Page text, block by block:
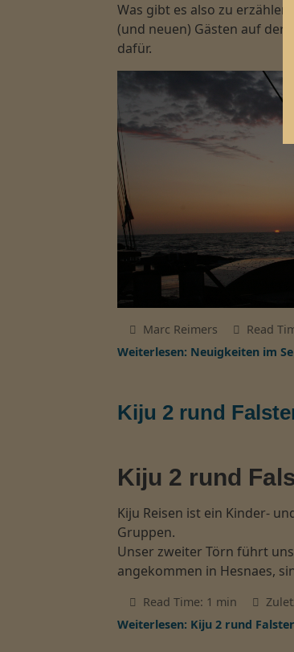
Was gibt es also zu
(und neuen) Gästen auf der
dafür.
Marc Reimers Read
Weiterlesen: Neuigkeiten im
Kiju 2 rund
Kiju 2 rund
Kiju Reisen ist ein Kinder-
Gruppen.
Unser zweiter Törn führt
angekommen in Hesnaes,
Read Time: 1 min
Weiterlesen: Kiju 2 rund Falster